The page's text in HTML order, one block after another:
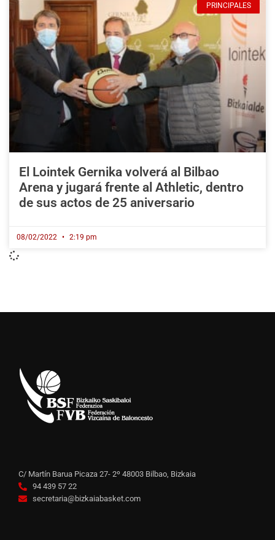
PRINCIPALES
El Lointek Gernika volverá al Bilbao
Arena y jugará frente al Athletic, dentro
de sus actos de 25 aniversario
08/02/2022 2:19 pm
C/ Martín Barua Picaza 27- 2º 48003 Bilbao, Bizkaia
94 439 57 22
secretaria@bizkaiabasket.com